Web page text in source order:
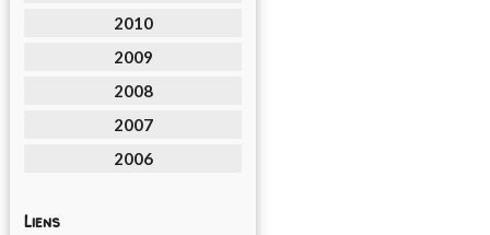
2010
2009
2008
2007
2006
Liens